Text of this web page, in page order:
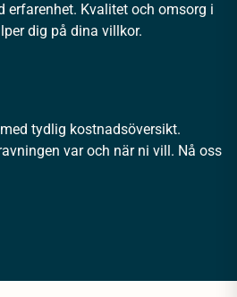
erfarenhet. Kvalitet och omsorg i
dig på dina villkor.
tydlig kostnadsöversikt.
var och när ni vill. Nå oss